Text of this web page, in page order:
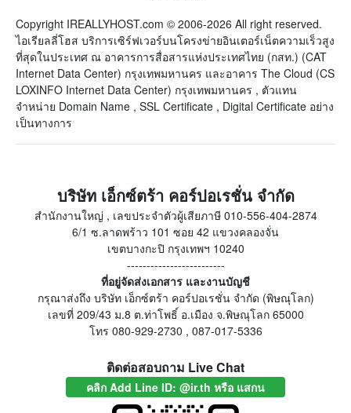
Copyright IREALLYHOST.com © 2006-2026 All right reserved.
ไอเรียลลี่โฮส บริการเซิร์ฟเวอร์บนโครงข่ายอินเตอร์เน็ตความเร็วสูง
ที่สุดในประเทศ ณ อาคารการสื่อสารแห่งประเทศไทย (กสท.) (CAT
Internet Data Center) กรุงเทพมหานคร และอาคาร The Cloud (CS
LOXINFO Internet Data Center) กรุงเทพมหานคร , ตัวแทน
จำหน่าย Domain Name , SSL Certificate , Digital Certificate อย่าง
เป็นทางการ
บริษัท เอ็กซ์ตร้า คอร์ปอเรชั่น จำกัด
สำนักงานใหญ่ , เลขประจำตัวผู้เสียภาษี 010-556-404-2874
6/1 ซ.ลาดพร้าว 101 ซอย 42 แขวงคลองจั่น
เขตบางกะปิ กรุงเทพฯ 10240
-------------------------
ที่อยู่จัดส่งเอกสาร และงานบัญชี
กรุณาส่งถึง บริษัท เอ็กซ์ตร้า คอร์ปอเรชั่น จำกัด (พิษณุโลก)
เลขที่ 209/43 ม.8 ต.ท่าโพธิ์ อ.เมือง จ.พิษณุโลก 65000
โทร 080-929-2730 , 087-017-5336
ติดต่อสอบถาม Live Chat
คลิก Add Line ID: @ir.th หรือ แสกน